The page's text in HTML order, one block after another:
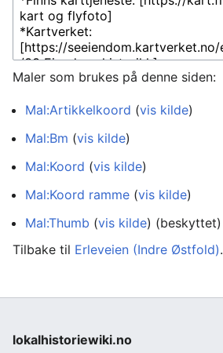
Maler som brukes på denne siden:
Mal:Artikkelkoord (vis kilde)
Mal:Bm (vis kilde)
Mal:Koord (vis kilde)
Mal:Koord ramme (vis kilde)
Mal:Thumb (vis kilde) (beskyttet)
Tilbake til Erleveien (Indre Østfold).
lokalhistoriewiki.no